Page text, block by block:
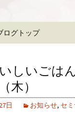
ログトップ
しいごは
木）
日 お知らせ, セ